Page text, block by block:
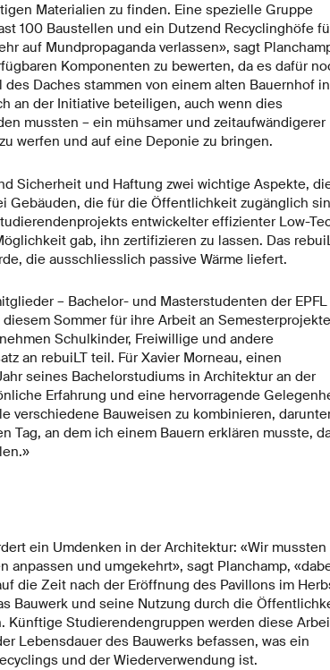
Materialien zu finden. Eine spezielle Gruppe
100 Baustellen und ein Dutzend Recyclinghöfe
auf Mundpropaganda verlassen», sagt
Komponenten zu bewerten, da es dafür
Daches stammen von einem alten Bauernhof in
an der Initiative beteiligen, auch wenn dies
mussten – ein mühsamer und zeitaufwändigerer
werfen und auf eine Deponie zu bringen.
Sicherheit und Haftung zwei wichtige Aspekte,
Gebäuden, die für die Öffentlichkeit zugänglich
entwickelter effizienter Low-
gab, ihn zertifizieren zu lassen. Das
die ausschliesslich passive Wärme liefert.
– Bachelor- und Masterstudenten der EPFL
Sommer für ihre Arbeit an
Schulkinder, Freiwillige und andere
an rebuiLT teil. Für Xavier Morneau, einen
seines Bachelorstudiums in Architektur an der
Erfahrung und eine hervorragende
verschiedene Bauweisen zu kombinieren,
Tag, an dem ich einem Bauern erklären musste,
ein Umdenken in der Architektur: «Wir mussten
anpassen und umgekehrt», sagt Planchamp,
die Zeit nach der Eröffnung des Pavillons im
Bauwerk und seine Nutzung durch die
Studierendengruppen werden diese
Lebensdauer des Bauwerks befassen, was ein
und der Wiederverwendung ist.